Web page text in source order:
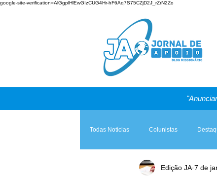
google-site-verification=AlGgplHlEwGIzCUG4Hr-hF6Aq7S75CZjD2J_rZrN2Zo
Todas Notícias Colunistas
Teologia & Prática A Igreja e a
Edição JA 7 de